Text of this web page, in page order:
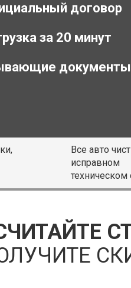
договор
за 20 минут
документы
Все авто
исправном
техническом